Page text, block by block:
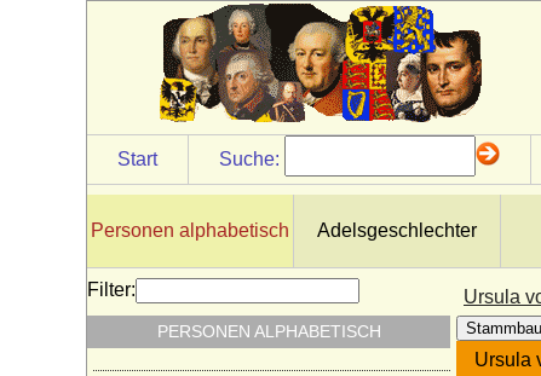
Start Suche:
Personen alphabetisch Adelsgeschlechter
Ursula
Ursula
Filter:
PERSONEN ALPHABETISCH
* 26.08.1611; + 27.02.1670
Ursula van Reede (Ursulina van Reede)
* 30.05.1719; + 31.10.1747
Ursula von Abensberg
+ 30.01.1422
Ursula von Baden
Baden-Hochberg)
Ursula von Bassewitz
* vor 1510; + vor 1556
Ursula von Brandenburg
* 17.10.1488; + 18.09.1510